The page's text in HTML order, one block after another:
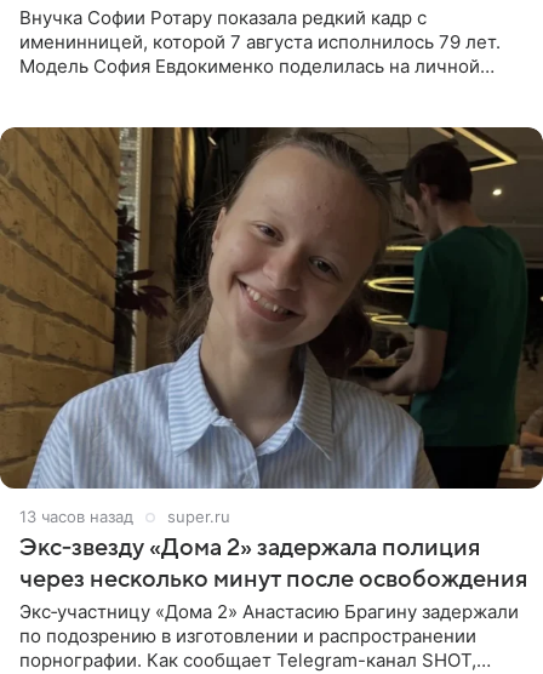
Внучка Софии Ротару показала редкий кадр с
именинницей, которой 7 августа исполнилось 79 лет.
Модель София Евдокименко поделилась на личной
13 часов назад super.ru
Экс‑звезду «Дома 2» задержала полиция
через несколько минут после освобождения
Экс‑участницу «Дома 2» Анастасию Брагину задержали
по подозрению в изготовлении и распространении
порнографии. Как сообщает Telegram-канал SHOT,